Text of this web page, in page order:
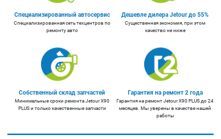
Специализированный автосервис
Специализированная сеть техцентров по
ремонту авто
Дешевле дилера Jetour до 55%
Существенная экономия, при этом
качество не ниже
Собственный склад запчастей
Минимальные сроки ремонта Jetour X90
PLUS и только качественные запчасти
Гарантия на ремонт 2 года
Гарантия на ремонт Jetour X90 PLUS до 24
месяцев. Мы уверены в качестве нашей
работы